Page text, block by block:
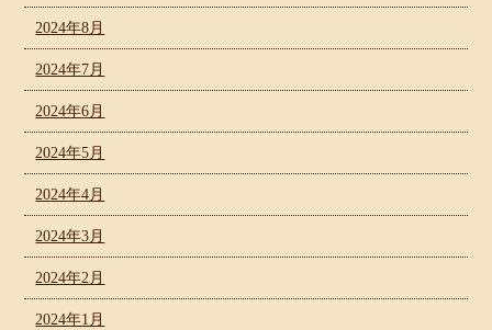
2024年8月
2024年7月
2024年6月
2024年5月
2024年4月
2024年3月
2024年2月
2024年1月